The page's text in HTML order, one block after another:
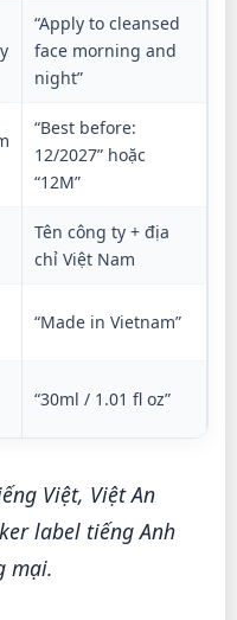
“Apply to cleansed
face morning and
night”
“Best before:
12/2027” hoặc
“12M”
Tên công ty + địa
chỉ Việt Nam
“Made in Vietnam”
“30ml / 1.01 fl oz”
Việt, Việt An
label tiếng Anh
mại.